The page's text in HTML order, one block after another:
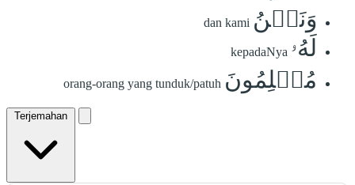
وَنَحۡنُ dan kami
لَهُۥ kepadaNya
مُسۡلِمُونَ orang-orang yang tunduk/patuh
Terjemahan